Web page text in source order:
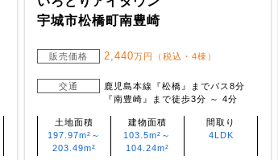
宇城市松橋町南豊崎
販売価格 2,440万円（税込・4棟）
交通
鹿児島本線『松橋』までバス8分
『南豊崎』まで徒歩3分 ～ 4分
土地面積
197.97m²～
203.49m²
建物面積
103.5m²～
104.24m²
間取り
4LDK